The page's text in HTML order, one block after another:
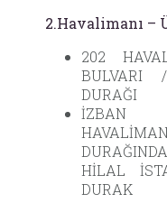
2.Havalimanı –
202
BULVARI
DURAĞI
İZBAN
HİLAL
DURAK